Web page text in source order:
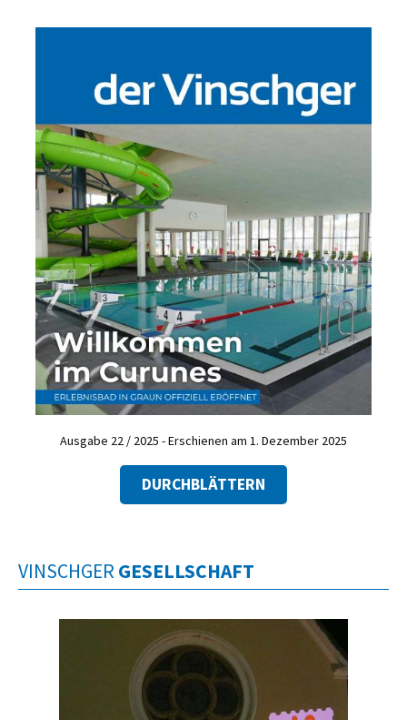
Ausgabe 22 / 2025 - Erschienen am 1. Dezember 2025
DURCHBLÄTTERN
VINSCHGER GESELLSCHAFT